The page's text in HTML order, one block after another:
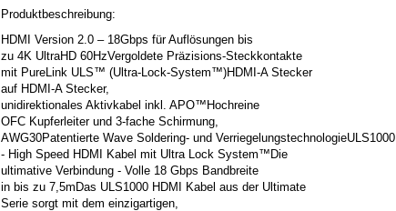
Produktbeschreibung:
HDMI Version 2.0 – 18Gbps für Auflösungen bis
zu 4K UltraHD 60HzVergoldete Präzisions-Steckkontakte
mit PureLink ULS™ (Ultra-Lock-System™)HDMI-A Stecker
auf HDMI-A Stecker,
unidirektionales Aktivkabel inkl. APO™Hochreine
OFC Kupferleiter und 3-fache Schirmung,
AWG30Patentierte Wave Soldering- und VerriegelungstechnologieULS1000
- High Speed HDMI Kabel mit Ultra Lock System™Die
ultimative Verbindung - Volle 18 Gbps Bandbreite
in bis zu 7,5mDas ULS1000 HDMI Kabel aus der Ultimate
Serie sorgt mit dem einzigartigen,